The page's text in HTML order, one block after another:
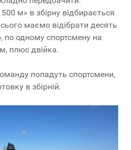
м» в збірну відбирається
маємо відібрати десять
по одному спортсмену на
плюс двійка.
попадуть спортсмени,
в збірній.